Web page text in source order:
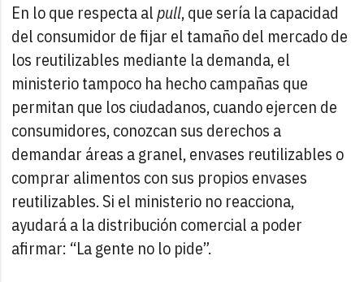
En lo que respecta alpull, que sería la capacidad
del consumidor de fijar el tamaño del mercado de
los reutilizables mediante la demanda, el
ministerio tampoco ha hecho campañas que
permitan que los ciudadanos, cuando ejercen de
consumidores, conozcan sus derechos a
demandar áreas a granel, envases reutilizables o
comprar alimentos con sus propios envases
reutilizables. Si el ministerio no reacciona,
ayudará a la distribución comercial a poder
afirmar: “La gente no lo pide”.